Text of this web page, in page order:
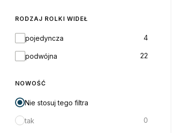
RODZAJ ROLKI WIDEŁ
Rodzaj rolki wideł
pojedyncza 4
podwójna 22
NOWOŚĆ
Nie stosuj tego filtra
tak 0